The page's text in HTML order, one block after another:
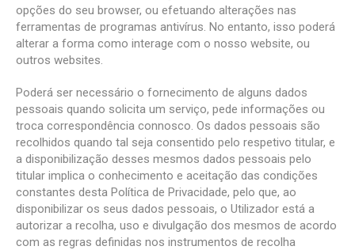
opções do seu browser, ou efetuando alterações nas
ferramentas de programas antivírus. No entanto, isso poderá
alterar a forma como interage com o nosso website, ou
outros websites.
Poderá ser necessário o fornecimento de alguns dados
pessoais quando solicita um serviço, pede informações ou
troca correspondência connosco. Os dados pessoais são
recolhidos quando tal seja consentido pelo respetivo titular, e
a disponibilização desses mesmos dados pessoais pelo
titular implica o conhecimento e aceitação das condições
constantes desta Política de Privacidade, pelo que, ao
disponibilizar os seus dados pessoais, o Utilizador está a
autorizar a recolha, uso e divulgação dos mesmos de acordo
com as regras definidas nos instrumentos de recolha